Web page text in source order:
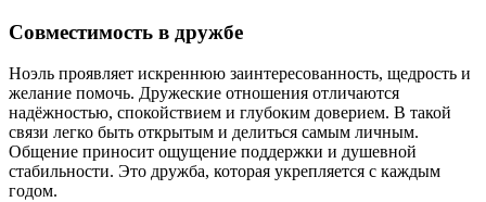
Совместимость в дружбе
Ноэль проявляет искреннюю заинтересованность, щедрость и
желание помочь. Дружеские отношения отличаются
надёжностью, спокойствием и глубоким доверием. В такой
связи легко быть открытым и делиться самым личным.
Общение приносит ощущение поддержки и душевной
стабильности. Это дружба, которая укрепляется с каждым
годом.